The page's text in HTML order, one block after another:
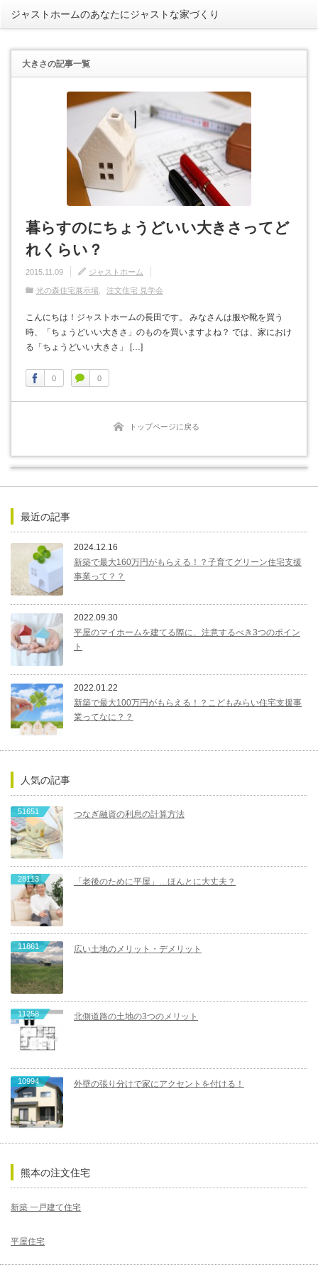
ジャストホームのあなたにジャストな家づくり
大きさの記事一覧
暮らすのにちょうどいい大きさってど
れくらい？
2015.11.09 ジャストホーム
光の森住宅展示場 注文住宅 見学会
こんにちは！ジャストホームの長田です。 みなさんは服や靴を買う
時、「ちょうどいい大きさ」のものを買いますよね？ では、家におけ
る「ちょうどいい大きさ」 […]
0 0
トップページに戻る
最近の記事
2024.12.16
新築で最大160万円がもらえる！？子育てグリーン住宅支援
事業って？？
2022.09.30
平屋のマイホームを建てる際に、注意するべき3つのポイン
ト
2022.01.22
新築で最大100万円がもらえる！？こどもみらい住宅支援事
業ってなに？？
人気の記事
51651 つなぎ融資の利息の計算方法
28113 「老後のために平屋」…ほんとに大丈夫？
11861 広い土地のメリット・デメリット
11258 北側道路の土地の3つのメリット
10994 外壁の張り分けで家にアクセントを付ける！
熊本の注文住宅
新築 一戸建て住宅
平屋住宅